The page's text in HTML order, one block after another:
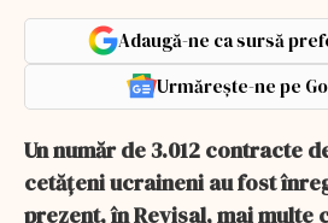
Adaugă-ne ca sursă
Urmărește-ne pe
Un număr de 3.012 contracte
cetăţeni ucraineni au fost
prezent, în Revisal, mai multe